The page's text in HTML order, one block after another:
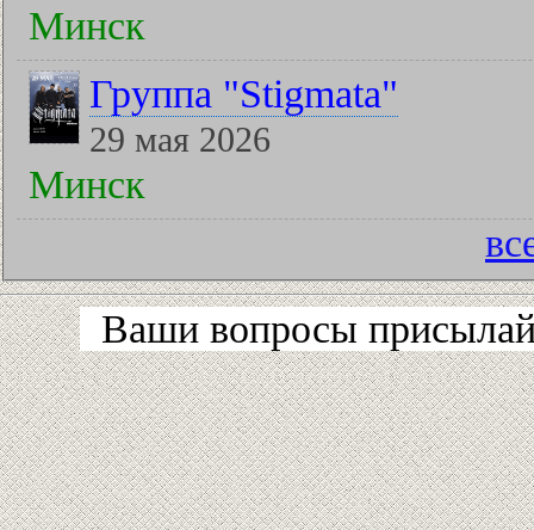
Минск
Группа "Stigmata"
29 мая 2026
Минск
Ваши вопросы